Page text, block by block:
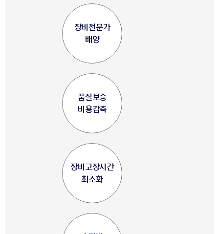
장비전문가
배양
품질보증
비용감축
장비고장시간
최소화